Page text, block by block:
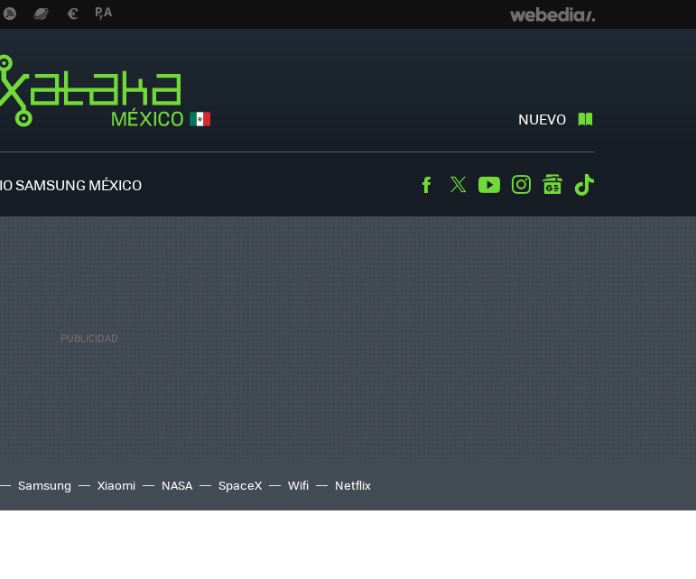
NUEVO
SAMSUNG MÉXICO Facebook
TwitterYoutubeInstagramgooglenews
Samsung Xiaomi NASA SpaceX Wifi Netflix